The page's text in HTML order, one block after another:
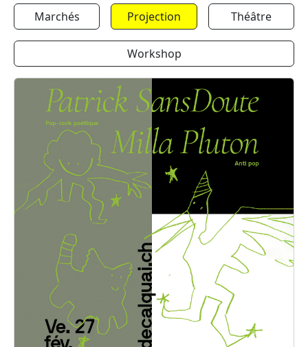
Marchés Projection Théâtre
Workshop